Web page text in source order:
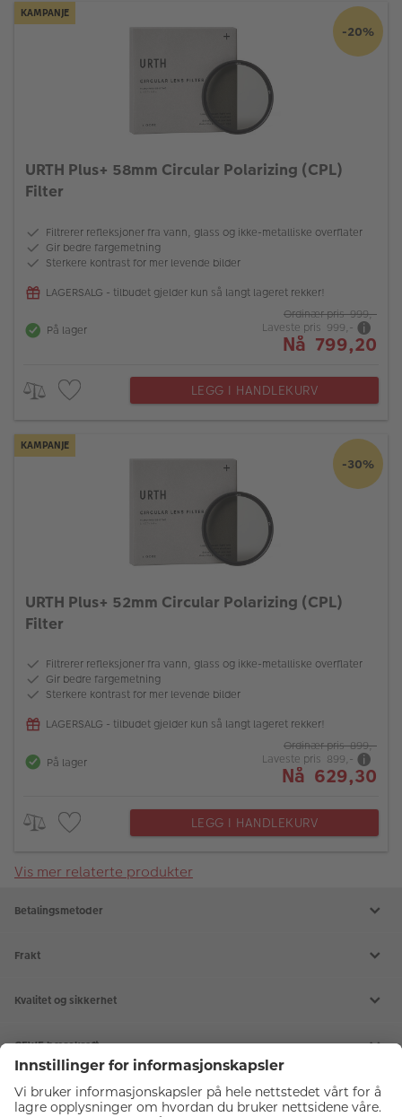
KAMPANJE
-20%
URTH Plus+ 58mm Circular Polarizing (CPL)
Filter
Filtrerer refleksjoner fra vann, glass og ikke-metalliske overflater
Gir bedre fargemetning
Sterkere kontrast for mer levende bilder
LAGERSALG - tilbudet gjelder kun så langt lageret rekker!
På lager
Ordinær pris 999,-
Laveste pris 999,-
Nå 799,20
LEGG I HANDLEKURV
KAMPANJE
-30%
URTH Plus+ 52mm Circular Polarizing (CPL)
Filter
Filtrerer refleksjoner fra vann, glass og ikke-metalliske overflater
Gir bedre fargemetning
Sterkere kontrast for mer levende bilder
LAGERSALG - tilbudet gjelder kun så langt lageret rekker!
På lager
Ordinær pris 899,-
Laveste pris 899,-
Nå 629,30
LEGG I HANDLEKURV
Vis mer relaterte produkter
Betalingsmetoder
Frakt
Kvalitet og sikkerhet
CEWE bærekraft
Tjenester